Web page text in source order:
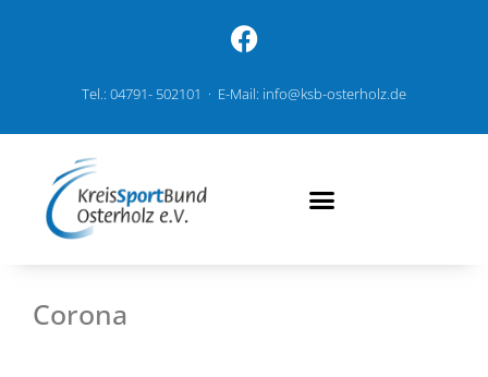
Tel.: 04791- 502101 · E-Mail: info@ksb-osterholz.de
Corona